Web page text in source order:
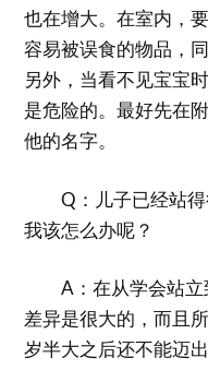
也在增大。在室内，
容易被误食的物品，
另外，当看不见宝宝
是危险的。最好先在
他的名字。
Q：儿子已经站得
我该怎么办呢？
A：在从学会站立
差异是很大的，而且
岁半大之后还不能迈